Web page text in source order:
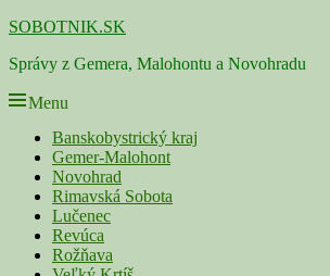
Skip
content
SOBOTNIK.SK
Správy z Gemera, Malohontu a Novohradu
Menu
Primárne
menu
Banskobystrický kraj
Gemer-Malohont
Novohrad
Rimavská Sobota
Lučenec
Revúca
Rožňava